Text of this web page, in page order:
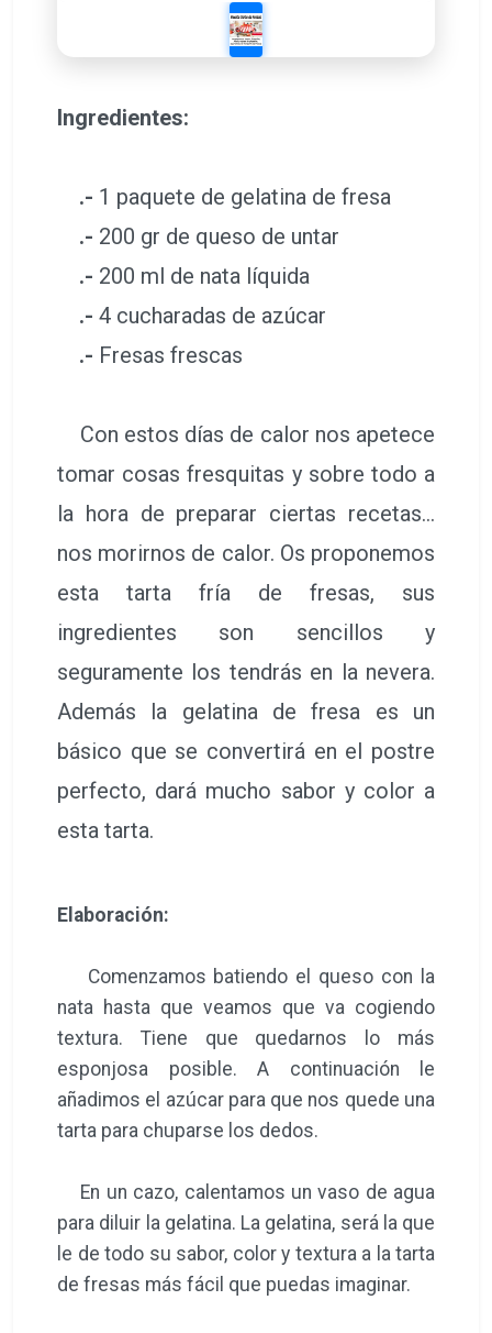
Ingredientes:
.- 1 paquete de gelatina de fresa
.- 200 gr de queso de untar
.- 200 ml de nata líquida
.- 4 cucharadas de azúcar
.- Fresas frescas
Con estos días de calor nos apetece
tomar cosas fresquitas y sobre todo a
la hora de preparar ciertas recetas…
nos morirnos de calor. Os proponemos
esta tarta fría de fresas, sus
ingredientes son sencillos y
seguramente los tendrás en la nevera.
Además la gelatina de fresa es un
básico que se convertirá en el postre
perfecto, dará mucho sabor y color a
esta tarta.
Elaboración:
Comenzamos batiendo el queso con la
nata hasta que veamos que va cogiendo
textura. Tiene que quedarnos lo más
esponjosa posible. A continuación le
añadimos el azúcar para que nos quede una
tarta para chuparse los dedos.
En un cazo, calentamos un vaso de agua
para diluir la gelatina. La gelatina, será la que
le de todo su sabor, color y textura a la tarta
de fresas más fácil que puedas imaginar.